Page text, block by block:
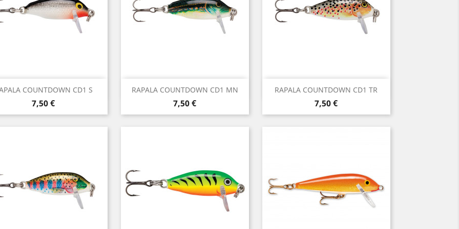
COUNTDOWN CD1 S
Precio
7,50 €
Vista rápida RAPALA COUNTDOWN CD1 MN
Precio
7,50 €
Vista rápida RAPALA COUNTDOWN CD1 TR
Precio
7,50 €
Vista rápida